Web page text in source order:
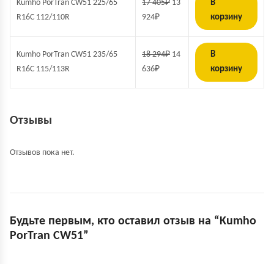
Kumho PorTran CW51 225/65
R16C 112/110R
17 405₽ 13
924₽
В
корзину
Kumho PorTran CW51 235/65
R16C 115/113R
18 294₽ 14
636₽
В
корзину
Отзывы
Отзывов пока нет.
Будьте первым, кто оставил отзыв на “Kumho
PorTran CW51”